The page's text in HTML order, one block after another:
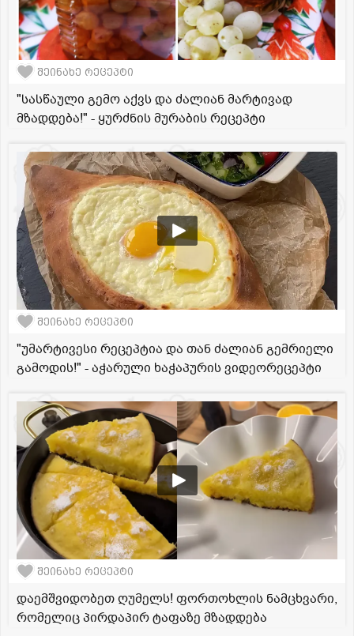
შეინახე რეცეპტი
"სასწაული გემო აქვს და ძალიან მარტივად
მზადდება!" - ყურძნის მურაბის რეცეპტი
შეინახე რეცეპტი
"უმარტივესი რეცეპტია და თან ძალიან გემრიელი
გამოდის!" - აჭარული ხაჭაპურის ვიდეორეცეპტი
შეინახე რეცეპტი
დაემშვიდობეთ ღუმელს! ფორთოხლის ნამცხვარი,
რომელიც პირდაპირ ტაფაზე მზადდება